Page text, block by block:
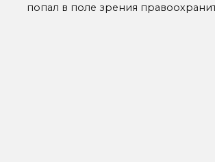
попал в поле зрения